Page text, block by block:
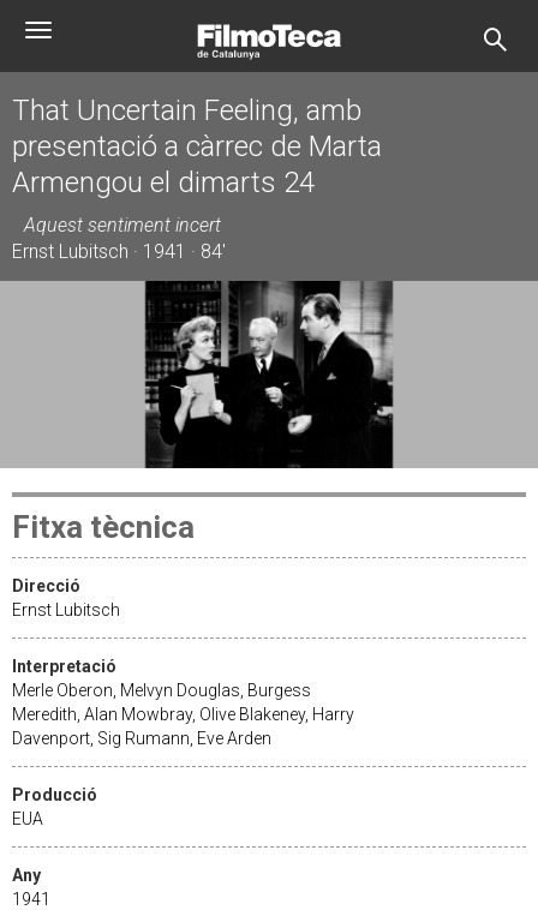
Toggle
That Uncertain Feeling, amb
presentació a càrrec de Marta
Armengou el dimarts 24
Aquest sentiment incert
Ernst Lubitsch · 1941 · 84'
Fitxa tècnica
Direcció
Ernst Lubitsch
Interpretació
Merle Oberon, Melvyn Douglas, Burgess
Meredith, Alan Mowbray, Olive Blakeney, Harry
Davenport, Sig Rumann, Eve Arden
Producció
EUA
Any
1941